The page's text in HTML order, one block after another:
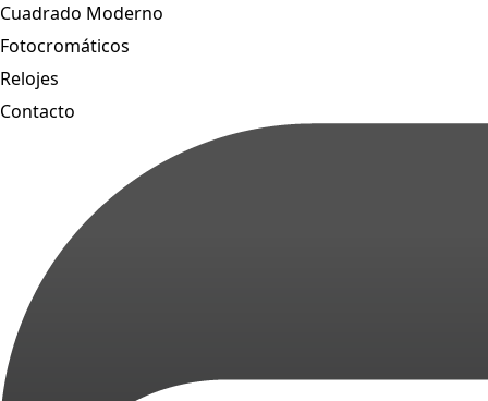
Cuadrado Moderno
Fotocromáticos
Relojes
Contacto